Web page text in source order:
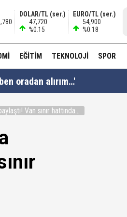
DOLAR/TL (ser.)
47,720
%0.15
EURO/TL (ser.)
54,900
%0.18
EĞITIM TEKNOLOJI SPOR
oradan alırım…'
düzenli para göndermiş!
edilmeye razıyım'
Van sınır hattında...